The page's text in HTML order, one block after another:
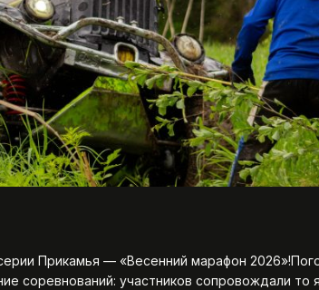
Прикамья — «Весенний марафон
соревнований: участников сопровождали то